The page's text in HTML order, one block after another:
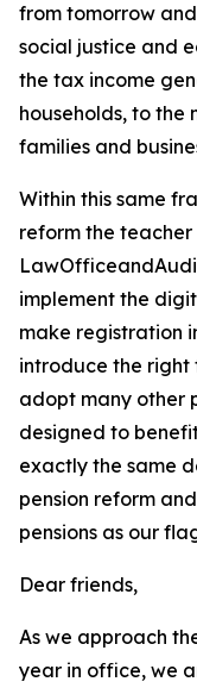
from tomorrow
social justice and
the tax income
households, to the
families and
Within this same
reform the
implement the
make registration
introduce the right
adopt many other
designed to
exactly the same
pension reform
pensions as our
Dear friends,
As we approach
year in office, we